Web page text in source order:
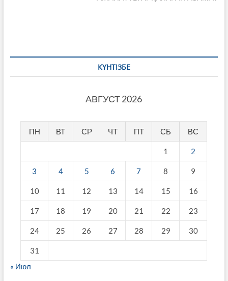
КҮНТІЗБЕ
АВГУСТ 2026
ПН ВТ СР ЧТ ПТ СБ ВС
1 2
3 4 5 6 7 8 9
10 11 12 13 14 15 16
17 18 19 20 21 22 23
24 25 26 27 28 29 30
31
« Июл